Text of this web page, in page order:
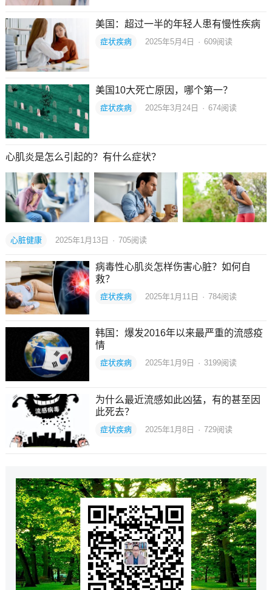
美国：超过一半的年轻人患有慢性疾病
症状疾病 2025年5月4日 · 609阅读
美国10大死亡原因，哪个第一？
症状疾病 2025年3月24日 · 674阅读
心肌炎是怎么引起的？有什么症状？
心脏健康 2025年1月13日 · 705阅读
病毒性心肌炎怎样伤害心脏？如何自
救？
症状疾病 2025年1月11日 · 784阅读
韩国：爆发2016年以来最严重的流感疫
情
症状疾病 2025年1月9日 · 3199阅读
为什么最近流感如此凶猛，有的甚至因
此死去？
症状疾病 2025年1月8日 · 729阅读